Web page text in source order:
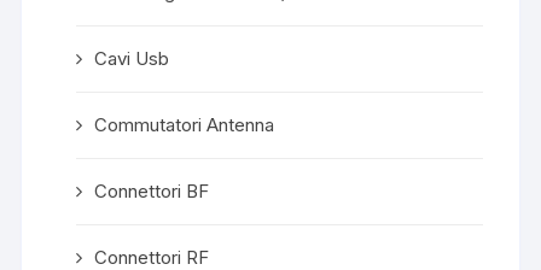
Cavi Usb
Commutatori Antenna
Connettori BF
Connettori RF